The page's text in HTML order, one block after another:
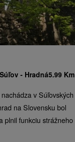
Súľov - Hradná5.99 Km
v Súľovských
na Slovensku bol
plnil funkciu strážneho